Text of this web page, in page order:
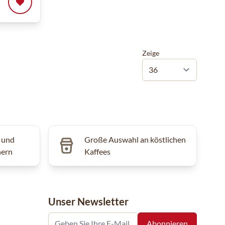
Zeige
Große Auswahl an köstlichen
Kaffees
Unser Newsletter